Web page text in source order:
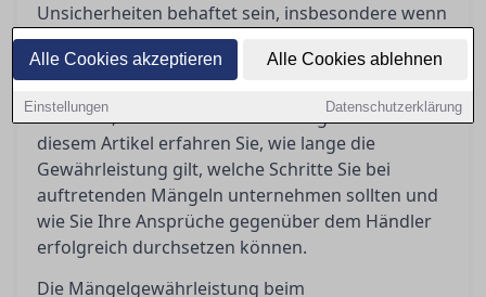
Alle Cookies akzeptieren Alle Cookies ablehnen
Einstellungen Datenschutzerklärung
Unsicherheiten behaftet sein, insbesondere wenn
nach dem Kauf Mängel auftreten. Gewerbliche
Verkäufer sind jedoch gesetzlich zur
bedeutet, dass bestimmte Rechte greifen. In
diesem Artikel erfahren Sie, wie lange die
Gewährleistung gilt, welche Schritte Sie bei
auftretenden Mängeln unternehmen sollten und
wie Sie Ihre Ansprüche gegenüber dem Händler
erfolgreich durchsetzen können.
Die Mängelgewährleistung beim